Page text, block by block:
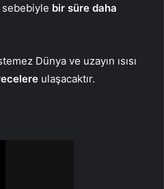
sebebiyle bir süre daha
Dünya ve uzayın ısısı
ulaşacaktır.